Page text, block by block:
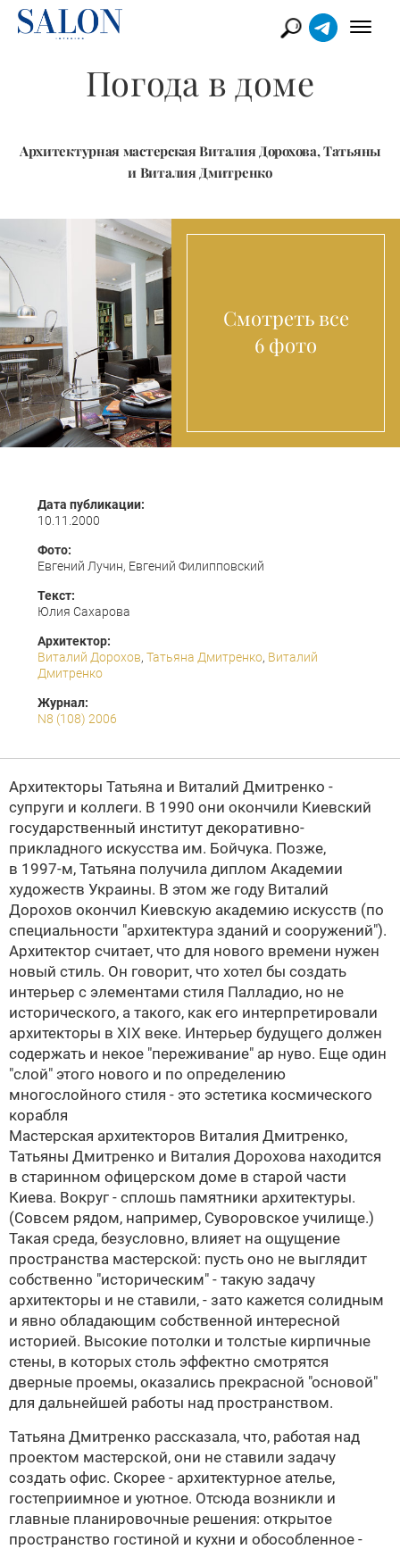
Погода в доме
Архитектурная мастерская Виталия Дорохова, Татьяны
и Виталия Дмитренко
Смотреть все
6 фото
Дата публикации:
10.11.2000
Фото:
Евгений Лучин, Евгений Филипповский
Текст:
Юлия Сахарова
Архитектор:
Виталий Дорохов, Татьяна Дмитренко, Виталий
Дмитренко
Журнал:
N8 (108) 2006
Архитекторы Татьяна и Виталий Дмитренко -
супруги и коллеги. В 1990 они окончили Киевский
государственный институт декоративно-
прикладного искусства им. Бойчука. Позже,
в 1997-м, Татьяна получила диплом Академии
художеств Украины. В этом же году Виталий
Дорохов окончил Киевскую академию искусств (по
специальности "архитектура зданий и сооружений").
Архитектор считает, что для нового времени нужен
новый стиль. Он говорит, что хотел бы создать
интерьер с элементами стиля Палладио, но не
исторического, а такого, как его интерпретировали
архитекторы в XIX веке. Интерьер будущего должен
содержать и некое "переживание" ар нуво. Еще один
"слой" этого нового и по определению
многослойного стиля - это эстетика космического
корабля
Мастерская архитекторов Виталия Дмитренко,
Татьяны Дмитренко и Виталия Дорохова находится
в старинном офицерском доме в старой части
Киева. Вокруг - сплошь памятники архитектуры.
(Совсем рядом, например, Суворовское училище.)
Такая среда, безусловно, влияет на ощущение
пространства мастерской: пусть оно не выглядит
собственно "историческим" - такую задачу
архитекторы и не ставили, - зато кажется солидным
и явно обладающим собственной интересной
историей. Высокие потолки и толстые кирпичные
стены, в которых столь эффектно смотрятся
дверные проемы, оказались прекрасной "основой"
для дальнейшей работы над пространством.
Татьяна Дмитренко рассказала, что, работая над
проектом мастерской, они не ставили задачу
создать офис. Скорее - архитектурное ателье,
гостеприимное и уютное. Отсюда возникли и
главные планировочные решения: открытое
пространство гостиной и кухни и обособленное -